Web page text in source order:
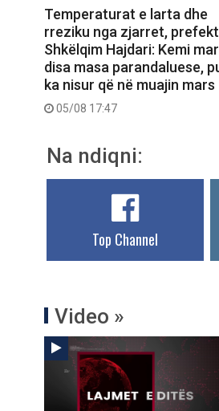
Temperaturat e larta dhe
rreziku nga zjarret,
Shkëlqim Hajdari: Kemi
disa masa parandaluese,
ka nisur që në muajin mars
05/08 17:47
Na ndiqni:
Top Channel
Video »